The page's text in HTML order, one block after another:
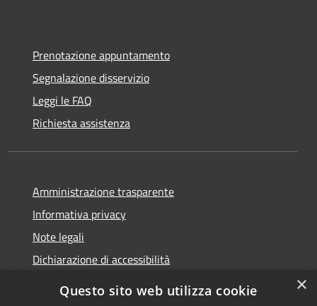
Prenotazione appuntamento
Segnalazione disservizio
Leggi le FAQ
Richiesta assistenza
Amministrazione trasparente
Informativa privacy
Note legali
Dichiarazione di accessibilità
×
Questo sito web utilizza cookie